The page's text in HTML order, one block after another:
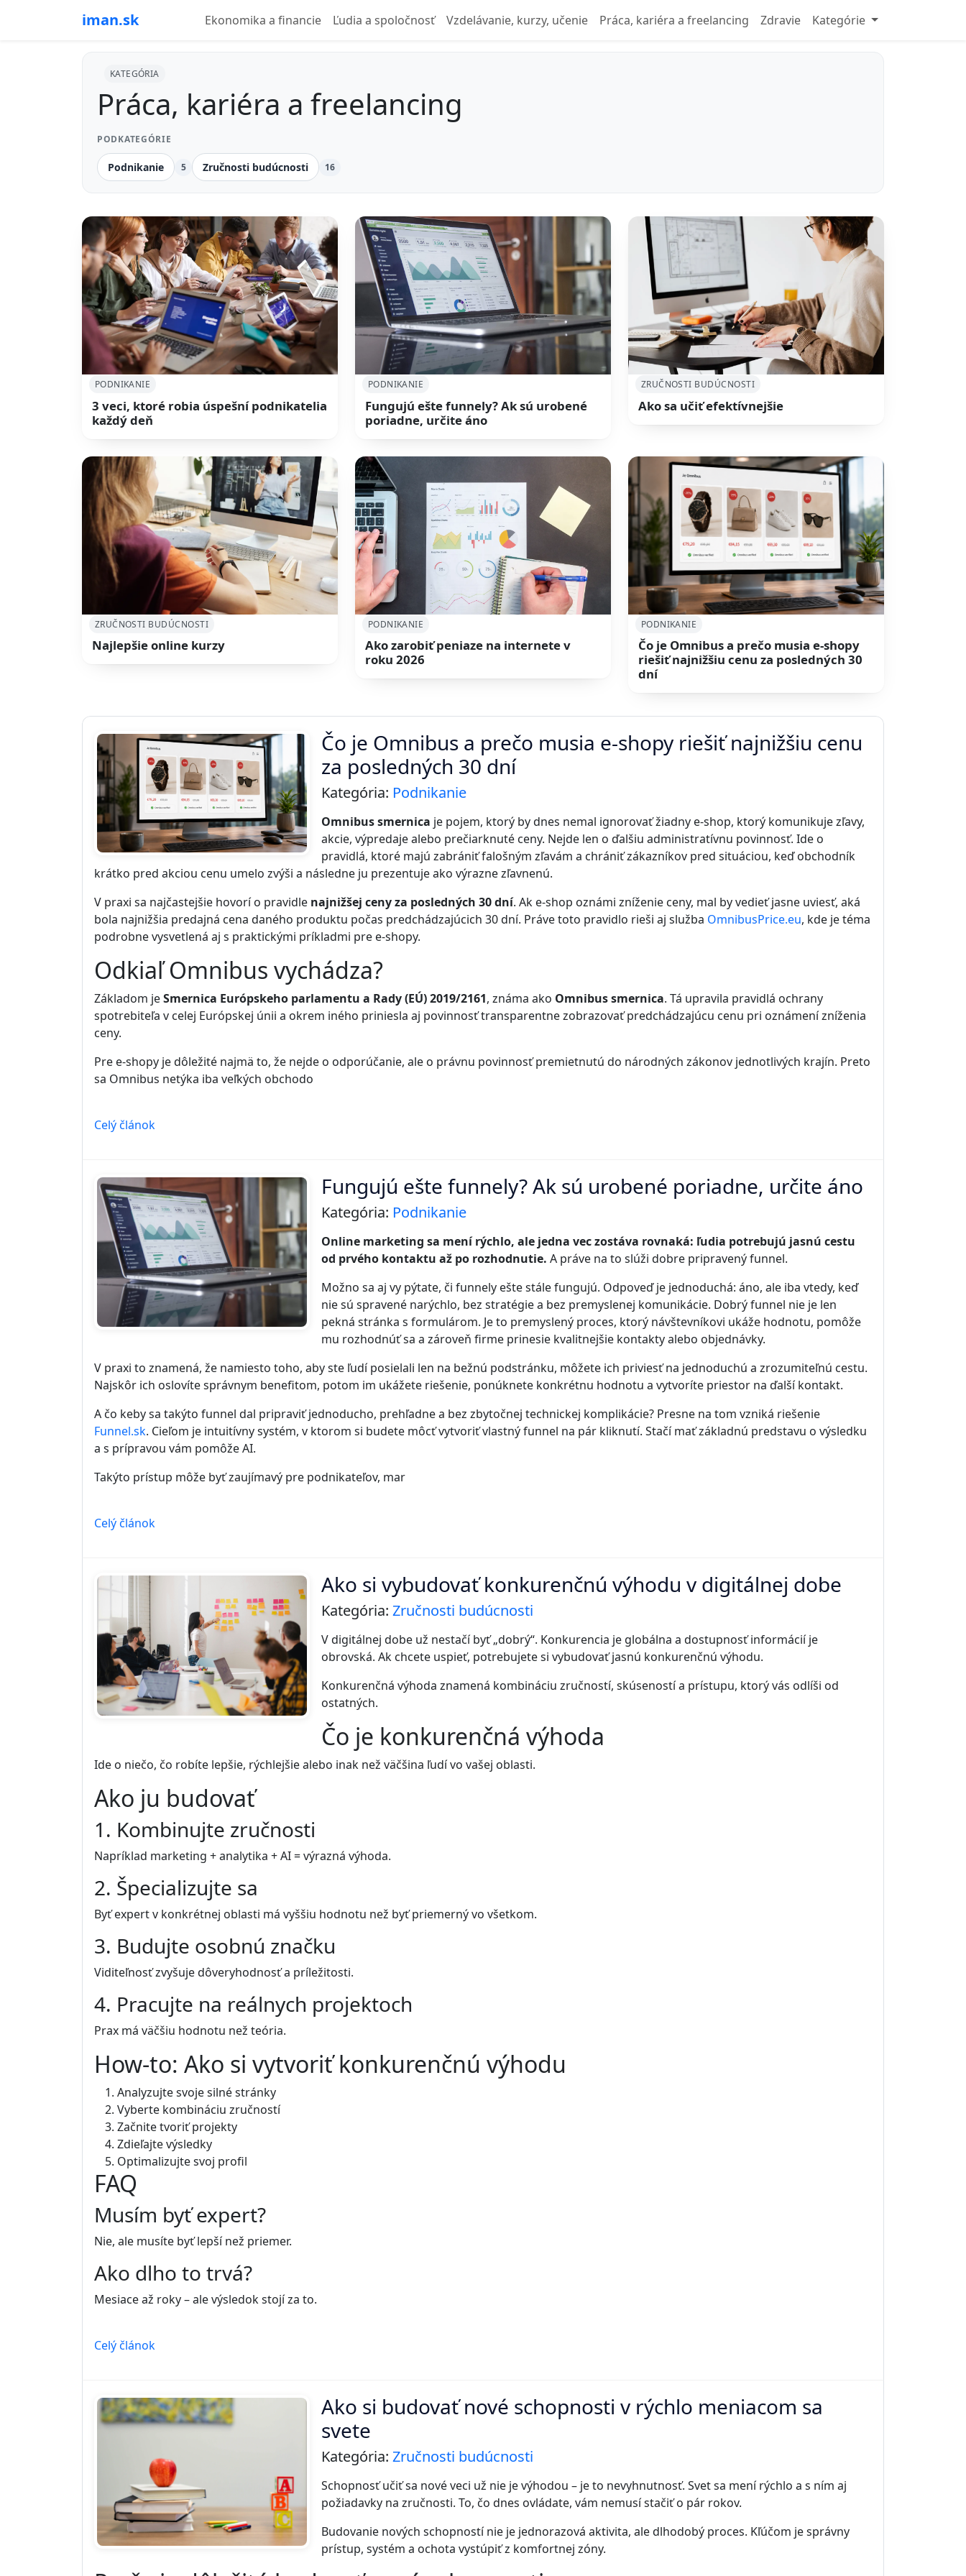
iman.sk Ekonomika a financie Ľudia a spoločnosť Vzdelávanie, kurzy, učenie Práca, kariéra a freelancing Zdravie Kategórie
KATEGÓRIA
Práca, kariéra a freelancing
PODKATEGÓRIE
Podnikanie 5 Zručnosti budúcnosti 16
PODNIKANIE
3 veci, ktoré robia úspešní podnikatelia
každý deň
PODNIKANIE
Fungujú ešte funnely? Ak sú urobené
poriadne, určite áno
ZRUČNOSTI BUDÚCNOSTI
Ako sa učiť efektívnejšie
ZRUČNOSTI BUDÚCNOSTI
Najlepšie online kurzy
PODNIKANIE
Ako zarobiť peniaze na internete v
roku 2026
PODNIKANIE
Čo je Omnibus a prečo musia e-shopy
riešiť najnižšiu cenu za posledných 30
dní
Čo je Omnibus a prečo musia e-shopy riešiť najnižšiu cenu
za posledných 30 dní
Kategória: Podnikanie
Omnibus smernica je pojem, ktorý by dnes nemal ignorovať žiadny e-shop, ktorý komunikuje zľavy,
akcie, výpredaje alebo prečiarknuté ceny. Nejde len o ďalšiu administratívnu povinnosť. Ide o
pravidlá, ktoré majú zabrániť falošným zľavám a chrániť zákazníkov pred situáciou, keď obchodník
krátko pred akciou cenu umelo zvýši a následne ju prezentuje ako výrazne zľavnenú.
V praxi sa najčastejšie hovorí o pravidle najnižšej ceny za posledných 30 dní. Ak e-shop oznámi zníženie ceny, mal by vedieť jasne uviesť, aká
bola najnižšia predajná cena daného produktu počas predchádzajúcich 30 dní. Práve toto pravidlo rieši aj služba OmnibusPrice.eu, kde je téma
podrobne vysvetlená aj s praktickými príkladmi pre e-shopy.
Odkiaľ Omnibus vychádza?
Základom jeSmernica Európskeho parlamentu a Rady (EÚ) 2019/2161, známa ako Omnibus smernica. Tá upravila pravidlá ochrany
spotrebiteľa v celej Európskej únii a okrem iného priniesla aj povinnosť transparentne zobrazovať predchádzajúcu cenu pri oznámení zníženia
ceny.
Pre e-shopy je dôležité najmä to, že nejde o odporúčanie, ale o právnu povinnosť premietnutú do národných zákonov jednotlivých krajín. Preto
sa Omnibus netýka iba veľkých obchodo
Celý článok
Fungujú ešte funnely? Ak sú urobené poriadne, určite áno
Kategória: Podnikanie
Online marketing sa mení rýchlo, ale jedna vec zostáva rovnaká: ľudia potrebujú jasnú cestu
od prvého kontaktu až po rozhodnutie. A práve na to slúži dobre pripravený funnel.
Možno sa aj vy pýtate, či funnely ešte stále fungujú. Odpoveď je jednoduchá: áno, ale iba vtedy, keď
nie sú spravené narýchlo, bez stratégie a bez premyslenej komunikácie. Dobrý funnel nie je len
pekná stránka s formulárom. Je to premyslený proces, ktorý návštevníkovi ukáže hodnotu, pomôže
mu rozhodnúť sa a zároveň firme prinesie kvalitnejšie kontakty alebo objednávky.
V praxi to znamená, že namiesto toho, aby ste ľudí posielali len na bežnú podstránku, môžete ich priviesť na jednoduchú a zrozumiteľnú cestu.
Najskôr ich oslovíte správnym benefitom, potom im ukážete riešenie, ponúknete konkrétnu hodnotu a vytvoríte priestor na ďalší kontakt.
A čo keby sa takýto funnel dal pripraviť jednoducho, prehľadne a bez zbytočnej technickej komplikácie? Presne na tom vzniká riešenie
Funnel.sk. Cieľom je intuitívny systém, v ktorom si budete môcť vytvoriť vlastný funnel na pár kliknutí. Stačí mať základnú predstavu o výsledku
a s prípravou vám pomôže AI.
Takýto prístup môže byť zaujímavý pre podnikateľov, mar
Celý článok
Ako si vybudovať konkurenčnú výhodu v digitálnej dobe
Kategória: Zručnosti budúcnosti
V digitálnej dobe už nestačí byť „dobrý“. Konkurencia je globálna a dostupnosť informácií je
obrovská. Ak chcete uspieť, potrebujete si vybudovať jasnú konkurenčnú výhodu.
Konkurenčná výhoda znamená kombináciu zručností, skúseností a prístupu, ktorý vás odlíši od
ostatných.
Čo je konkurenčná výhoda
Ide o niečo, čo robíte lepšie, rýchlejšie alebo inak než väčšina ľudí vo vašej oblasti.
Ako ju budovať
1. Kombinujte zručnosti
Napríklad marketing + analytika + AI = výrazná výhoda.
2. Špecializujte sa
Byť expert v konkrétnej oblasti má vyššiu hodnotu než byť priemerný vo všetkom.
3. Budujte osobnú značku
Viditeľnosť zvyšuje dôveryhodnosť a príležitosti.
4. Pracujte na reálnych projektoch
Prax má väčšiu hodnotu než teória.
How-to: Ako si vytvoriť konkurenčnú výhodu
Analyzujte svoje silné stránky
Vyberte kombináciu zručností
Začnite tvoriť projekty
Zdieľajte výsledky
Optimalizujte svoj profil
FAQ
Musím byť expert?
Nie, ale musíte byť lepší než priemer.
Ako dlho to trvá?
Mesiace až roky – ale výsledok stojí za to.
Celý článok
Ako si budovať nové schopnosti v rýchlo meniacom sa
svete
Kategória: Zručnosti budúcnosti
Schopnosť učiť sa nové veci už nie je výhodou – je to nevyhnutnosť. Svet sa mení rýchlo a s ním aj
požiadavky na zručnosti. To, čo dnes ovládate, vám nemusí stačiť o pár rokov.
Budovanie nových schopností nie je jednorazová aktivita, ale dlhodobý proces. Kľúčom je správny
prístup, systém a ochota vystúpiť z komfortnej zóny.